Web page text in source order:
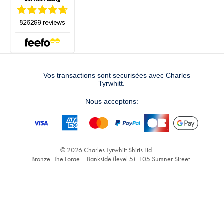
Vos transactions sont securisées avec Charles
Tyrwhitt.
Nous acceptons:
© 2026 Charles Tyrwhitt Shirts Ltd.
Bronze, The Forge – Bankside (level 5), 105 Sumner Street,